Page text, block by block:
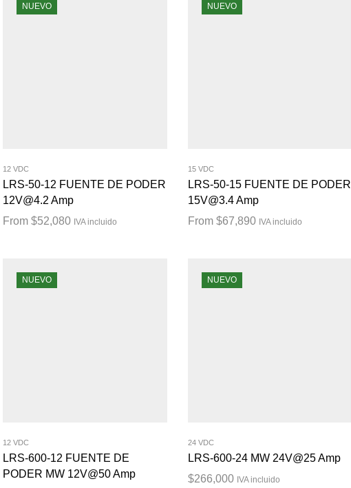
NUEVO
12 VDC
LRS-50-12 FUENTE DE PODER
12V@4.2 Amp
From$52,080 IVA incluido
NUEVO
15 VDC
LRS-50-15 FUENTE DE PODER
15V@3.4 Amp
From $67,890 IVA incluido
NUEVO
12 VDC
LRS-600-12 FUENTE DE
PODER MW 12V@50 Amp
NUEVO
24 VDC
LRS-600-24 MW 24V@25 Amp
$266,000 IVA incluido